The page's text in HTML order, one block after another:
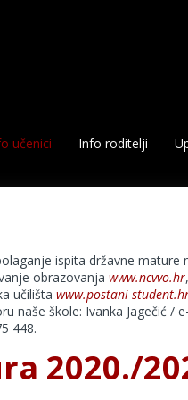
učenici Info roditelji
ispita državne mature
obrazovanja www.ncvvo.hr
učilišta www.postani-
naše škole: Ivanka Jagečić /
448.
2020./